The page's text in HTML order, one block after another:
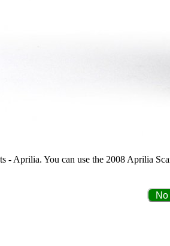
- Aprilia. You can use the 2008 Aprilia